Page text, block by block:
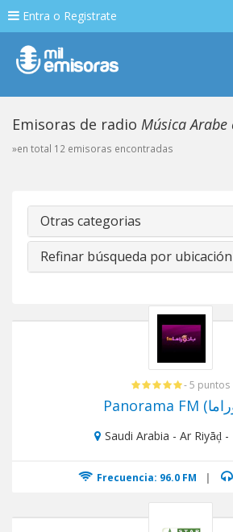
Entra o Registrate
Emisoras de radio Música
»en total 12 emisoras encontradas
Otras categorias
Refinar búsqueda por ubicación
- 5 puntos
Saudi Arabia - Ar Riyāḑ -
Frecuencia: 96.0 FM |